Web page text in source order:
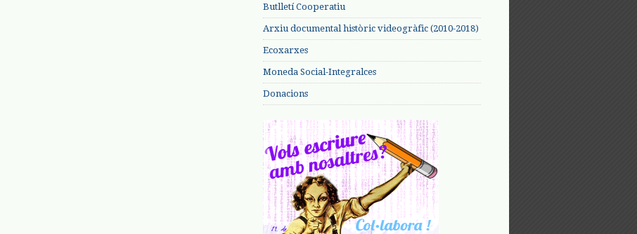
Butlletí Cooperatiu
Arxiu documental històric videogràfic (2010-2018)
Ecoxarxes
Moneda Social-Integralces
Donacions